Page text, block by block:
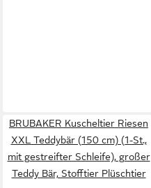
BRUBAKER Kuscheltier Riesen
XXL Teddybär (150 cm) (1-St.,
mit gestreifter Schleife), großer
Teddy Bär, Stofftier Plüschtier